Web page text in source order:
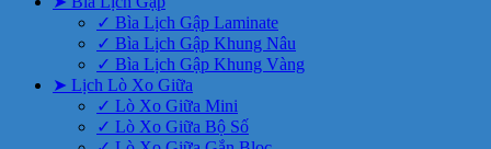
✓ Bìa Lịch Gập Laminate
✓ Bìa Lịch Gập Khung Nâu
✓ Bìa Lịch Gập Khung Vàng
➤ Lịch Lò Xo Giữa
✓ Lò Xo Giữa Mini
✓ Lò Xo Giữa Bộ Số